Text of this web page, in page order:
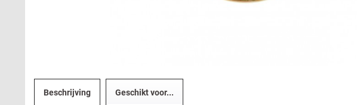
Beschrijving Geschikt voor...